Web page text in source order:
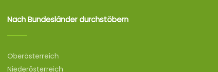
Nach Bundesländer durchstöbern
Oberösterreich
Niederösterreich